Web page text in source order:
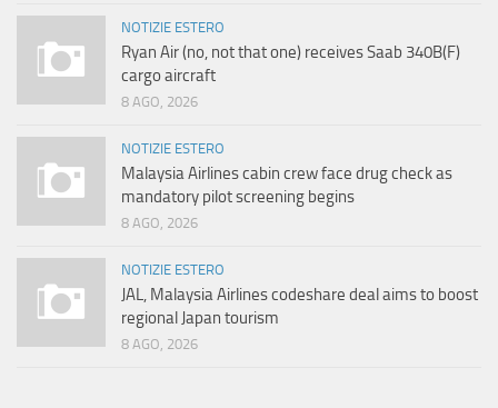
NOTIZIE ESTERO
Ryan Air (no, not that one) receives Saab 340B(F)
cargo aircraft
8 AGO, 2026
NOTIZIE ESTERO
Malaysia Airlines cabin crew face drug check as
mandatory pilot screening begins
8 AGO, 2026
NOTIZIE ESTERO
JAL, Malaysia Airlines codeshare deal aims to boost
regional Japan tourism
8 AGO, 2026